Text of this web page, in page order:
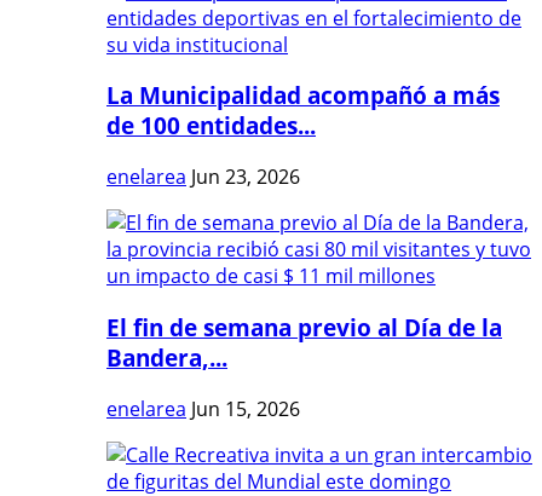
La Municipalidad acompañó a más
de 100 entidades...
enelarea Jun 23, 2026
El fin de semana previo al Día de la
Bandera,...
enelarea Jun 15, 2026